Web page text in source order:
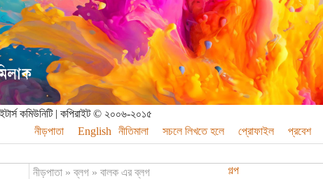
কমিউনিটি | কপিরাইট © ২০০৬-২০১৫
নীড়পাতা
English নীতিমালা সচলে লিখতে হলে প্রোফাইল প্রবেশ
গল্প
নীড়পাতা»ব্লগ» বালক এর ব্লগ